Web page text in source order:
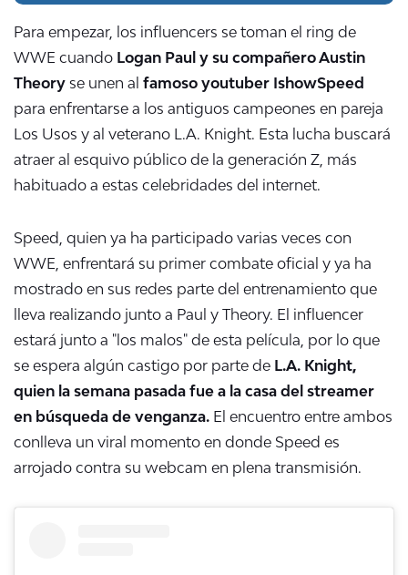
Para empezar, los influencers se toman el ring de
WWE cuando Logan Paul y su compañero Austin
Theory se unen al famoso youtuber IshowSpeed
para enfrentarse a los antiguos campeones en pareja
Los Usos y al veterano L.A. Knight. Esta lucha buscará
atraer al esquivo público de la generación Z, más
habituado a estas celebridades del internet.
Speed, quien ya ha participado varias veces con
WWE, enfrentará su primer combate oficial y ya ha
mostrado en sus redes parte del entrenamiento que
lleva realizando junto a Paul y Theory. El influencer
estará junto a "los malos" de esta película, por lo que
se espera algún castigo por parte de L.A. Knight,
quien la semana pasada fue a la casa del streamer
en búsqueda de venganza. El encuentro entre ambos
conlleva un viral momento en donde Speed es
arrojado contra su webcam en plena transmisión.